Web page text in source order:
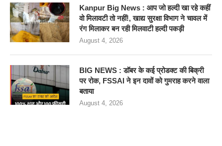
Kanpur Big News : आप जो हल्दी खा रहे कहीं
वो मिलावटी तो नहीं!, खाद्य सुरक्षा विभाग ने चावल में
रंग मिलाकर बन रही मिलवाटी हल्दी पकड़ी
August 4, 2026
BIG NEWS : डॉबर के कई प्रोडक्ट की बिक्री
पर रोक, FSSAI ने इन दावों को गुमराह करने वाला
बताया
August 4, 2026